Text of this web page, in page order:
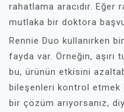
rahatlama aracıdır. Eğer
mutlaka bir doktora
Rennie Duo kullanırken
fayda var. Örneğin, aşırı
bu, ürünün etkisini
bileşenleri kontrol etmek
bir çözüm arıyorsanız,